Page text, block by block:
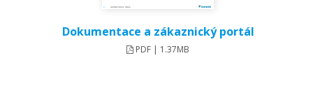
Dokumentace a zákaznický portál
PDF | 1.37MB